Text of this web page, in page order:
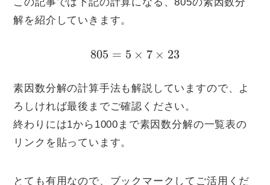
解を紹介していきます。
805=5 × 7×23
素因数分解の計算手法も解説していますので、よ
ろしければ最後までご確認ください。
終わりには1から1000まで素因数分解の一覧表の
リンクを貼っています。
とても有用なので、ブックマークしてご活用くだ